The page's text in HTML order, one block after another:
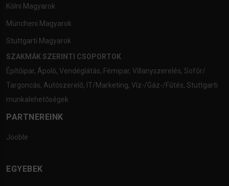
Kölni Magyarok
Müncheni Magyarok
Stuttgarti Magyarok
SZAKMÁK SZERINTI CSOPORTOK
Építőipar, Ápoló, Vendéglátás, Fémipar, Villanyszerelés, Sofőr/
Targoncás, Autószerelő, IT/Marketing, Víz-/Gáz-/Fűtés, Stuttgarti
munkalehetőségek
PARTNEREINK
Jooble
EGYEBEK